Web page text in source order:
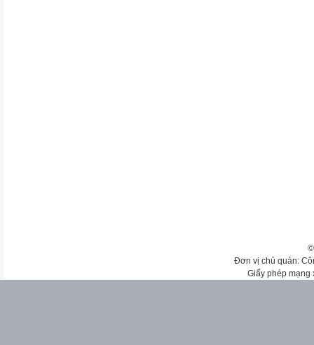
Đơn vị chủ quản:
Giấy phép mạng